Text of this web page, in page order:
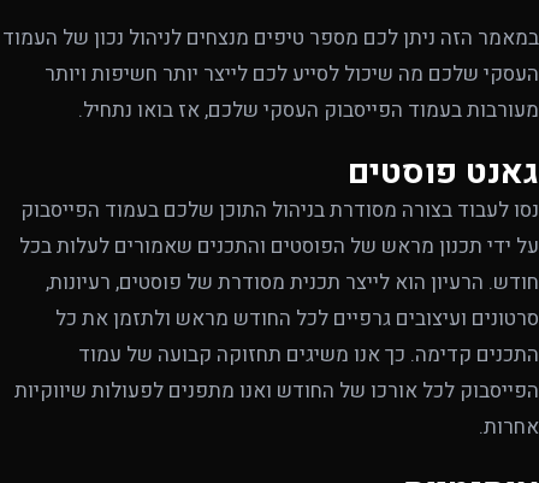
במאמר הזה ניתן לכם מספר טיפים מנצחים לניהול נכון של העמוד
העסקי שלכם מה שיכול לסייע לכם לייצר יותר חשיפות ויותר
מעורבות בעמוד הפייסבוק העסקי שלכם, אז בואו נתחיל.
גאנט פוסטים
נסו לעבוד בצורה מסודרת בניהול התוכן שלכם בעמוד הפייסבוק
על ידי תכנון מראש של הפוסטים והתכנים שאמורים לעלות בכל
חודש. הרעיון הוא לייצר תכנית מסודרת של פוסטים, רעיונות,
סרטונים ועיצובים גרפיים לכל החודש מראש ולתזמן את כל
התכנים קדימה. כך אנו משיגים תחזוקה קבועה של עמוד
הפייסבוק לכל אורכו של החודש ואנו מתפנים לפעולות שיווקיות
אחרות.